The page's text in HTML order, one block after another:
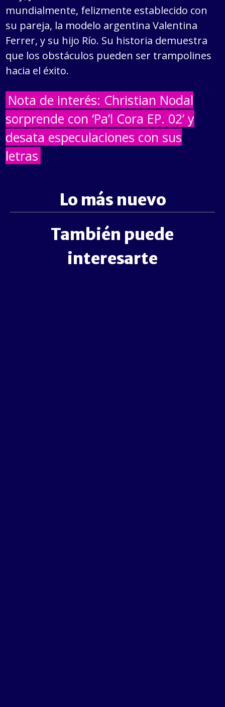
mundialmente, felizmente establecido con
su pareja, la modelo argentina Valentina
Ferrer, y su hijo Río. Su historia demuestra
que los obstáculos pueden ser trampolines
hacia el éxito.
Nota de interés: Christian Nodal
sorprende con ‘Pa’l Cora EP. 02’ y
desata especulaciones con sus
letras
Lo más nuevo
También puede
interesarte